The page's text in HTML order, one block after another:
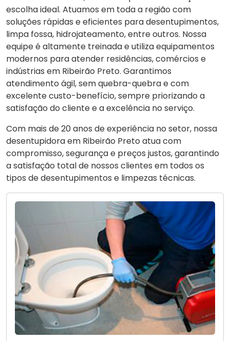
escolha ideal. Atuamos em toda a região com
soluções rápidas e eficientes para desentupimentos,
limpa fossa, hidrojateamento, entre outros. Nossa
equipe é altamente treinada e utiliza equipamentos
modernos para atender residências, comércios e
indústrias em Ribeirão Preto. Garantimos
atendimento ágil, sem quebra-quebra e com
excelente custo-benefício, sempre priorizando a
satisfação do cliente e a excelência no serviço.
Com mais de 20 anos de experiência no setor, nossa
desentupidora em Ribeirão Preto atua com
compromisso, segurança e preços justos, garantindo
a satisfação total de nossos clientes em todos os
tipos de desentupimentos e limpezas técnicas.